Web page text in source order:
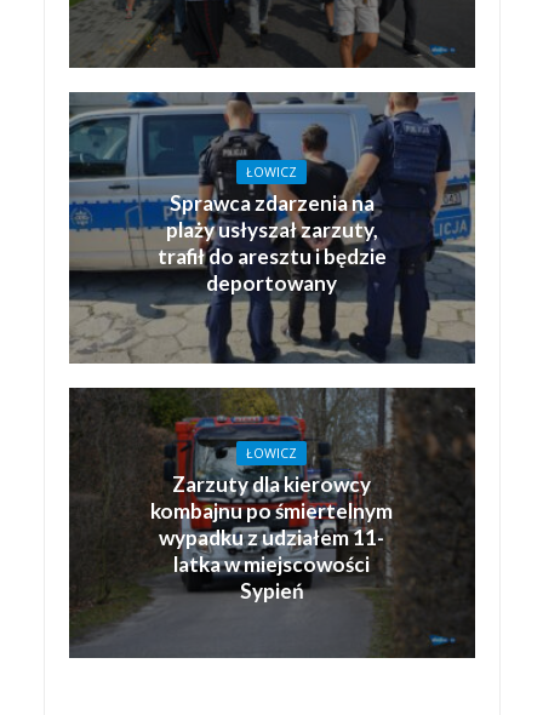
ŁOWICZ
Sprawca zdarzenia na
plaży usłyszał zarzuty,
trafił do aresztu i będzie
deportowany
ŁOWICZ
Zarzuty dla kierowcy
kombajnu po śmiertelnym
wypadku z udziałem 11-
latka w miejscowości
Sypień